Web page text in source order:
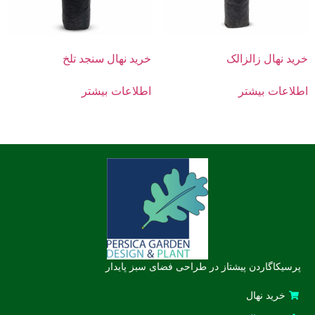
خرید نهال زالزالک
اطلاعات بیشتر
خرید نهال سنجد تلخ
اطلاعات بیشتر
پرسیکاگاردن پیشتاز در طراحی فضای سبز پایدار
خرید نهال